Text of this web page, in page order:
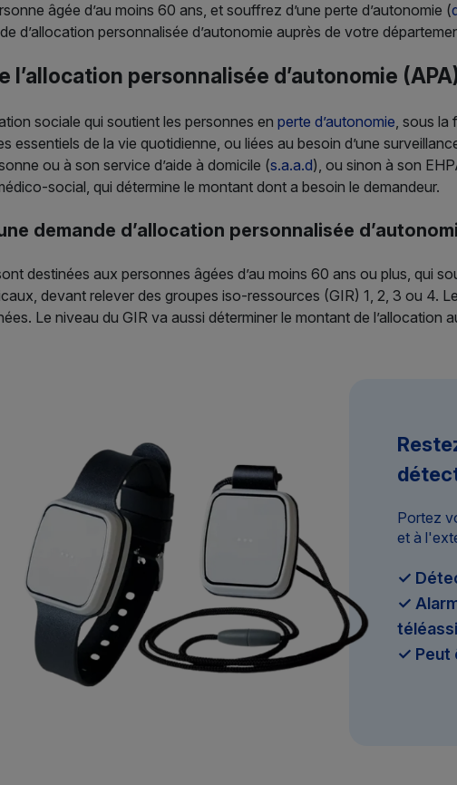
âgée d’au moins 60 ans, et souffrez d’une perte d’autonomie (
d’allocation personnalisée d’autonomie auprès de votre
l’allocation personnalisée d’autonomie
sociale qui soutient les personnes en perte d’autonomie, sous la
essentiels de la vie quotidienne, ou liées au besoin d’une
ou à son service d’aide à domicile (s.a.a.d), ou sinon à son
social, qui détermine le montant dont a besoin le demandeur.
demande d’allocation personnalisée
destinées aux personnes âgées d’au moins 60 ans ou plus, qui
devant relever des groupes iso-ressources (GIR) 1, 2, 3 ou 4.
Le niveau du GIR va aussi déterminer le montant de l’allocation
Portez
et à
✓
✓
✓ Peut